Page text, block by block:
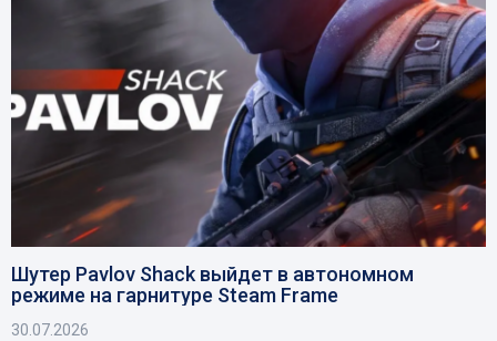
Шутер Pavlov Shack выйдет в автономном
режиме на гарнитуре Steam Frame
30.07.2026